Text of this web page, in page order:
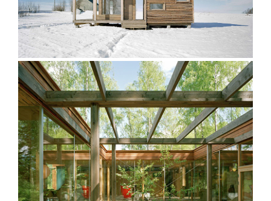
Villa Lena